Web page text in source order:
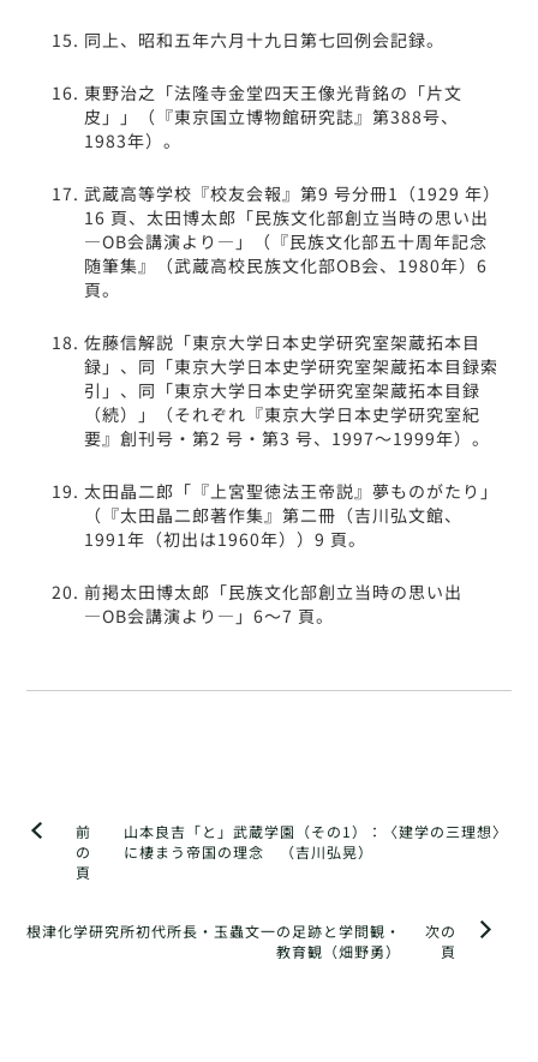
同上、昭和五年六月十九日第七回例会記録。
東野治之「法隆寺金堂四天王像光背銘の「片文
皮」」（『東京国立博物館研究誌』第388号、
1983年）。
武蔵高等学校『校友会報』第9 号分冊1（1929 年）
16 頁、太田博太郎「民族文化部創立当時の思い出
―OB会講演より―」（『民族文化部五十周年記念
随筆集』（武蔵高校民族文化部OB会、1980年）6
頁。
佐藤信解説「東京大学日本史学研究室架蔵拓本目
録」、同「東京大学日本史学研究室架蔵拓本目録索
引」、同「東京大学日本史学研究室架蔵拓本目録
（続）」（それぞれ『東京大学日本史学研究室紀
要』創刊号・第2 号・第3 号、1997～1999年）。
太田晶二郎「『上宮聖徳法王帝説』夢ものがたり」
（『太田晶二郎著作集』第二冊（吉川弘文館、
1991年（初出は1960年））9 頁。
前掲太田博太郎「民族文化部創立当時の思い出
―OB会講演より―」6～7 頁。
前
の
頁
山本良吉「と」武蔵学園（その1）：〈建学の三理想〉
に棲まう帝国の理念 （吉川弘晃）
次の
頁
根津化学研究所初代所長・玉蟲文一の足跡と学問観・
教育観（畑野勇）